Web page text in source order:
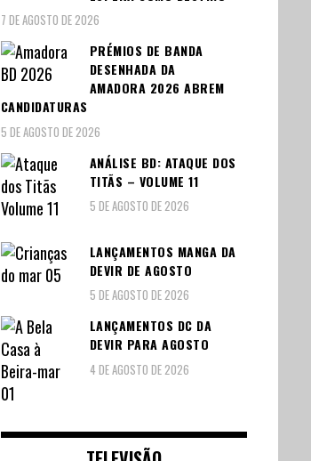
7 DE AGOSTO DE 2026
PRÉMIOS DE BANDA
DESENHADA DA
AMADORA 2026 ABREM
CANDIDATURAS
5 DE AGOSTO DE 2026
ANÁLISE BD: ATAQUE DOS
TITÃS – VOLUME 11
5 DE AGOSTO DE 2026
LANÇAMENTOS MANGA DA
DEVIR DE AGOSTO
5 DE AGOSTO DE 2026
LANÇAMENTOS DC DA
DEVIR PARA AGOSTO
4 DE AGOSTO DE 2026